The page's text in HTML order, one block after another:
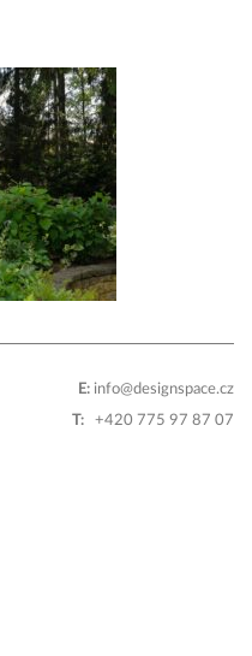
E: info@designspace.cz
T:
+420 775 97 87 07